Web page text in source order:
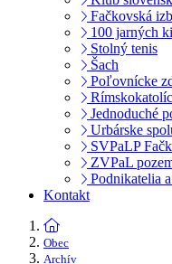
Fačkovská
100 jarných
Stolný tenis
Šach
Poľovnícke
Jednoduché
Urbárske
SVPaLP
ZVPaL
Podnikatelia
Kontakt
Obec
Archív